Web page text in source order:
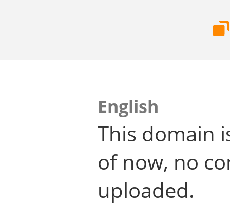
English
This domain
of now, no
uploaded.